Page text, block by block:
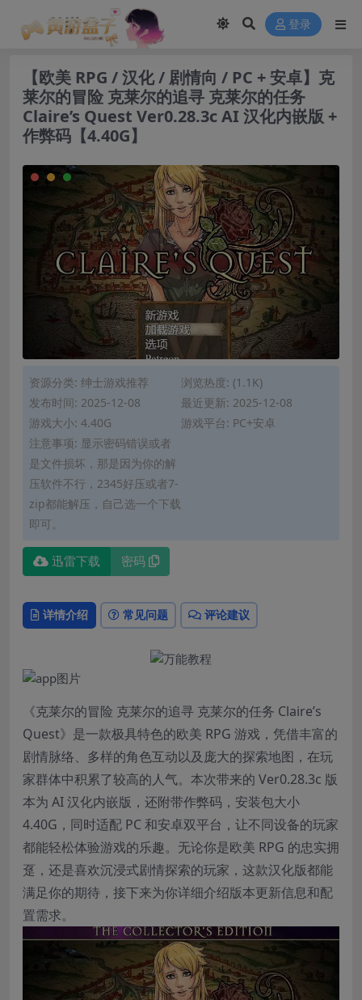
登录
【欧美 RPG / 汉化 / 剧情向 / PC + 安卓】克
莱尔的冒险 克莱尔的追寻 克莱尔的任务
Claire’s Quest Ver0.28.3c AI 汉化内嵌版 +
作弊码【4.40G】
资源分类: 绅士游戏推荐
浏览热度: (1.1K)
发布时间: 2025-12-08
最近更新: 2025-12-08
游戏大小: 4.40G
游戏平台: PC+安卓
注意事项: 显示密码错误或者
是文件损坏，那是因为你的解
压软件不行，2345好压或者7-
zip都能解压，自己选一个下载
即可。
迅雷下载 密码
详情介绍 常见问题 评论建议
《克莱尔的冒险 克莱尔的追寻 克莱尔的任务 Claire’s
Quest》是一款极具特色的欧美 RPG 游戏，凭借丰富的
剧情脉络、多样的角色互动以及庞大的探索地图，在玩
家群体中积累了较高的人气。本次带来的 Ver0.28.3c 版
本为 AI 汉化内嵌版，还附带作弊码，安装包大小
4.40G，同时适配 PC 和安卓双平台，让不同设备的玩家
都能轻松体验游戏的乐趣。无论你是欧美 RPG 的忠实拥
趸，还是喜欢沉浸式剧情探索的玩家，这款汉化版都能
满足你的期待，接下来为你详细介绍版本更新信息和配
置需求。